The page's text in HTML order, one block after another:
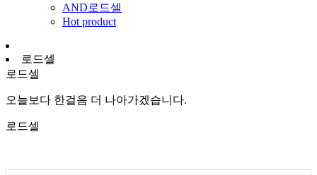
AND로드셀
Hot product
로드셀
로드셀
오늘보다 한걸음 더 나아가겠습니다.
로드셀